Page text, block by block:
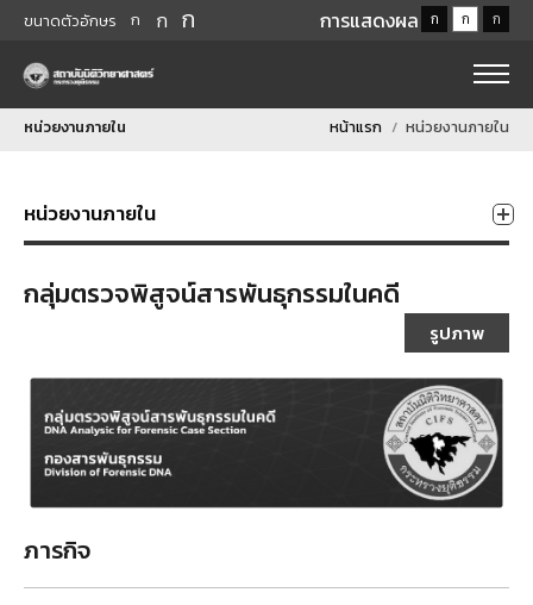
ขนาดตัวอักษร ก ก ก การแสดงผล ก ก ก
หน่วยงานภายใน หน้าแรก หน่วยงานภายใน
หน่วยงานภายใน
กลุ่มตรวจพิสูจน์สารพันธุกรรมในคดี
รูปภาพ
ภารกิจ